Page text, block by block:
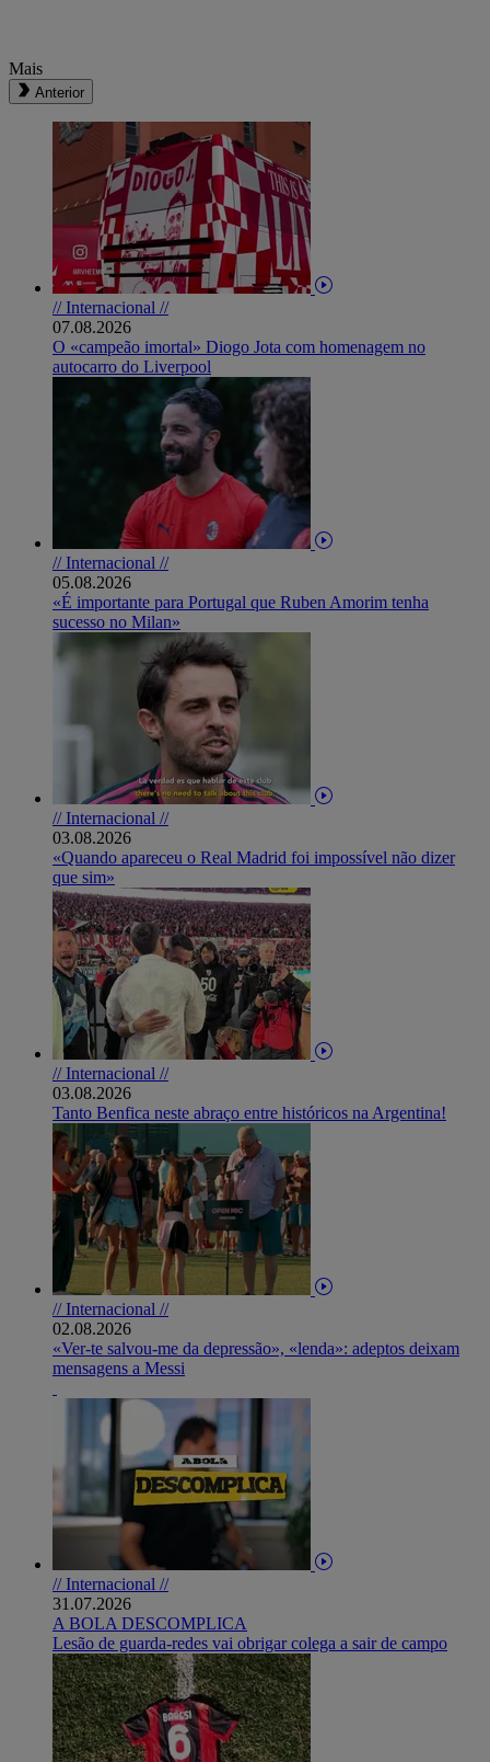
Mais
Anterior
// Internacional //
07.08.2026
O «campeão imortal» Diogo Jota com homenagem no
autocarro do Liverpool
// Internacional //
05.08.2026
«É importante para Portugal que Ruben Amorim tenha
sucesso no Milan»
// Internacional //
03.08.2026
«Quando apareceu o Real Madrid foi impossível não dizer
que sim»
// Internacional //
03.08.2026
Tanto Benfica neste abraço entre históricos na Argentina!
// Internacional //
02.08.2026
«Ver-te salvou-me da depressão», «lenda»: adeptos deixam
mensagens a Messi
// Internacional //
31.07.2026
A BOLA DESCOMPLICA
Lesão de guarda-redes vai obrigar colega a sair de campo